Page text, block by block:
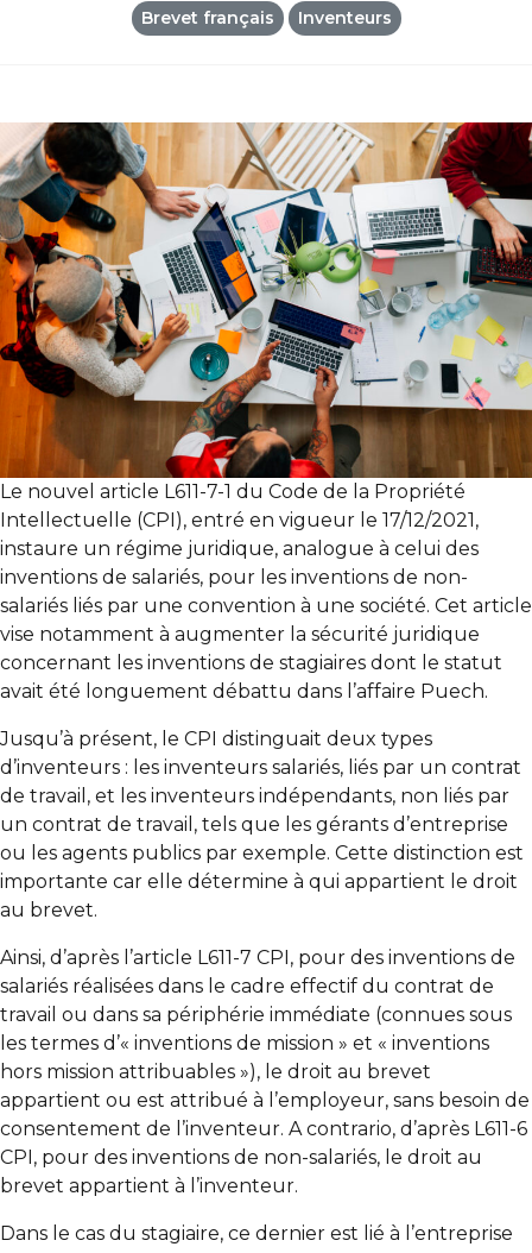
Brevet français Inventeurs
Le nouvel article L611-7-1 du Code de la Propriété
Intellectuelle (CPI), entré en vigueur le 17/12/2021,
instaure un régime juridique, analogue à celui des
inventions de salariés, pour les inventions de non-
salariés liés par une convention à une société. Cet article
vise notamment à augmenter la sécurité juridique
concernant les inventions de stagiaires dont le statut
avait été longuement débattu dans l’affaire Puech.
Jusqu’à présent, le CPI distinguait deux types
d’inventeurs : les inventeurs salariés, liés par un contrat
de travail, et les inventeurs indépendants, non liés par
un contrat de travail, tels que les gérants d’entreprise
ou les agents publics par exemple. Cette distinction est
importante car elle détermine à qui appartient le droit
au brevet.
Ainsi, d’après l’article L611-7 CPI, pour des inventions de
salariés réalisées dans le cadre effectif du contrat de
travail ou dans sa périphérie immédiate (connues sous
les termes d’« inventions de mission » et « inventions
hors mission attribuables »), le droit au brevet
appartient ou est attribué à l’employeur, sans besoin de
consentement de l’inventeur. A contrario, d’après L611-6
CPI, pour des inventions de non-salariés, le droit au
brevet appartient à l’inventeur.
Dans le cas du stagiaire, ce dernier est lié à l’entreprise